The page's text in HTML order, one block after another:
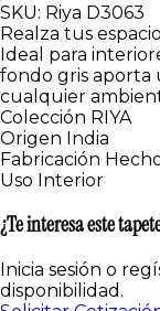
SKU: Riya D3063
Realza tus
Ideal para
fondo gris aporta
cualquier
Colección RIYA
Origen India
Fabricación
Uso Interior
¿Te interesa este
Inicia sesión o
disponibilidad.